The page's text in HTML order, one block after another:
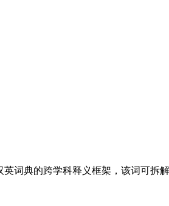
词典的跨学科释义框架，该词可拆